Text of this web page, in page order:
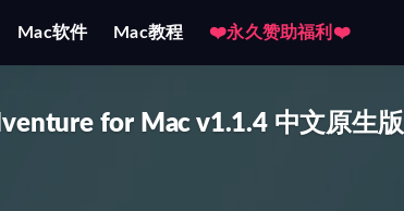
Mac软件 Mac教程 ❤️永久赞助福利❤️
for Mac v1.1.4 中文原生版